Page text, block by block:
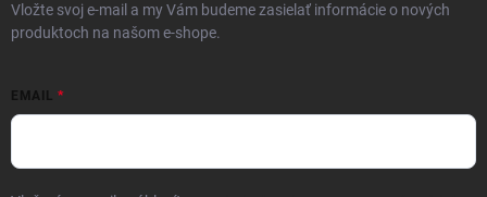
Vložte svoj e-mail a my Vám budeme zasielať informácie o nových
produktoch na našom e-shope.
EMAIL